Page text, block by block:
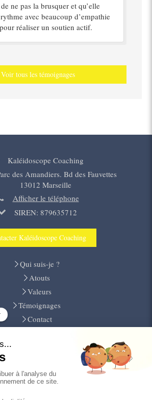
ne pas la brusquer et qu’elle
avec beaucoup d’empathie
réaliser un soutien actif.
Voir tous les témoignages
Kaléidoscope Coaching
des Amandiers. Bd des Fauvettes
13012 Marseille
Afficher le téléphone
SIREN: 879635712
Kaléidoscope Coaching
Qui suis-je ?
Atouts
Valeurs
Témoignages
Contact
19h30
à20h
Plan du site
Mentions légales